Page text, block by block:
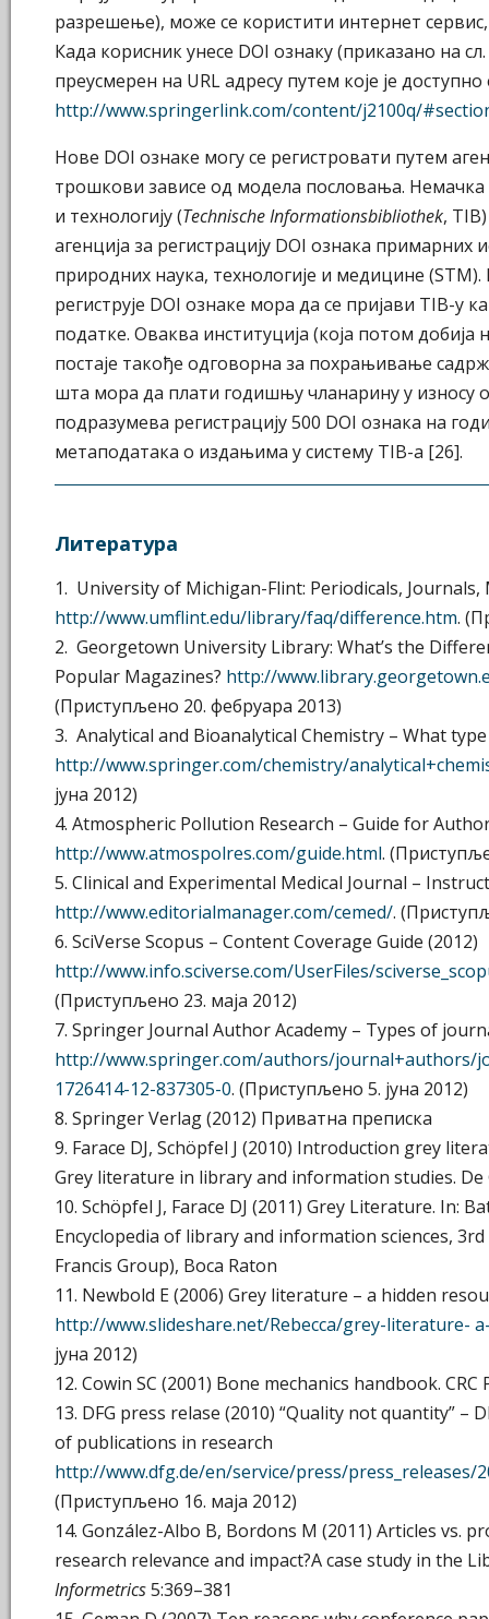
разрешење), може се користити интернет сервис,
Када корисник унесе DOI ознаку (приказано на
преусмерен на URL адресу путем које је
http://www.springerlink.com/content/j2100q/
Нове DOI ознаке могу се регистровати путем
трошкови зависе од модела пословања. Немачка
и технологију (Technische Informationsbibliothek,
агенција за регистрацију DOI ознака
природних наука, технологије и медицине (STM).
региструје DOI ознаке мора да се пријави TIB-у
податке. Оваква институција (која потом добија
постаје такође одговорна за похрањивање
шта мора да плати годишњу чланарину у износу
подразумева регистрацију 500 DOI ознака на
метаподатака о издањима у систему TIB-а [26].
Литература
1. University of Michigan-Flint: Periodicals, Journals,
http://www.umflint.edu/library/faq/difference.htm.
2. Georgetown University Library: What’s the
Popular Magazines? http://
(Приступљено 20. фебруара 2013)
3. Analytical and Bioanalytical Chemistry – What
http://www.springer.com/chemistry/
јуна 2012)
4. Atmospheric Pollution Research – Guide for
http://www.atmospolres.com/guide.html.
5. Clinical and Experimental Medical Journal –
http://www.editorialmanager.com/cemed/.
6. SciVerse Scopus – Content Coverage Guide (2012)
http://www.info.sciverse.com/UserFiles/
(Приступљено 23. маја 2012)
7. Springer Journal Author Academy – Types of
http://www.springer.com/authors/journal+authors/
1726414-12-837305-0. (Приступљено 5. јуна 2012)
8. Springer Verlag (2012) Приватна преписка
9. Farace DJ, Schöpfel J (2010) Introduction grey
Grey literature in library and information studies.
10. Schöpfel J, Farace DJ (2011) Grey Literature. In:
Encyclopedia of library and information sciences, 3rd
Francis Group), Boca Raton
11. Newbold E (2006) Grey literature – a hidden
http://www.slideshare.net/Rebecca/grey-literature-
јуна 2012)
12. Cowin SC (2001) Bone mechanics handbook. CRC
13. DFG press relase (2010) “Quality not quantity”
of publications in research
http://www.dfg.de/en/service/press/press_releases/
(Приступљено 16. маја 2012)
14. González-Albo B, Bordons M (2011) Articles vs.
research relevance and impact?A case study in the
Informetrics5:369–381